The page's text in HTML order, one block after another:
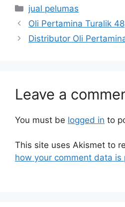
jual pelumas
Oli Pertamina Turalik 48
Distributor Oli
Leave a
You must be logged in to
This site uses Akismet to
how your comment data is